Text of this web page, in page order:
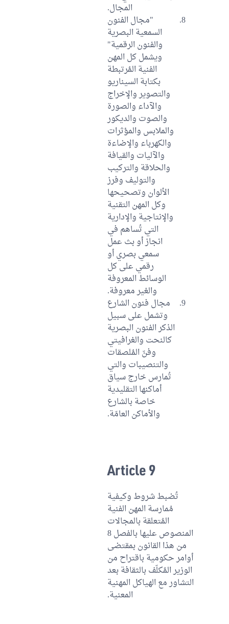
المجال.
"مجال الفنون
السمعية البصرية
والفنون الرقمية"
ويشمل كل المهن
الفنية المُرتبطة
بكتابة السيناريو
والتصوير والإخراج
والآداء والصورة
والصوت والديكور
والملابس والمؤثرات
والكهرباء والإضاءة
والآليات والقيافة
والحلاقة والتركيب
والتوليف وفرز
الألوان وتصحيحها
وكل المهن التقنية
والإنتاجية والإدارية
التي تُساهم في
انجاز أو بث عمل
سمعي بصري أو
رقمي على كل
الوسائط المعروفة
والغير معروفة.
مجال فنون الشارع
وتشمل على سبيل
الذكر الفنون البصرية
كالنحت والغرافيتي
وفنّ المُلصقات
والتنصيبات والتي
تُمارس خارج سياق
أماكنها التقليدية
خاصة بالشارع
والأماكن العامّة.
Article 9
تُضبط شروط وكيفية
مُمارسة المهن الفنية
المُتعلقة بالمجالات
المنصوص عليها بالفصل 8
من هذا القانون بمقتضى
أوامر حكومية باقتراح من
الوزير المُكلّف بالثقافة بعد
التشاور مع الهياكل المهنية
المعنية.